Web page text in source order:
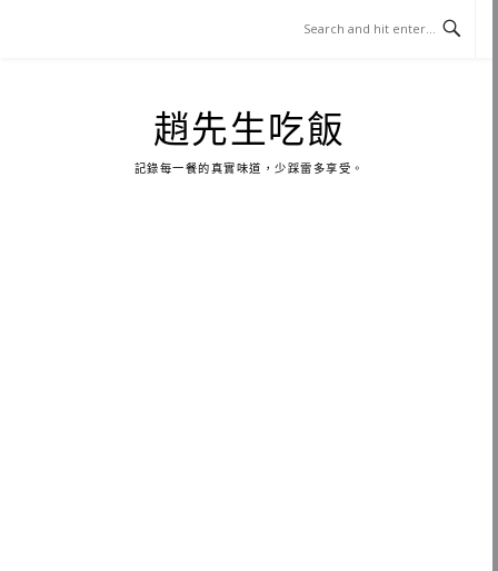
趙先生吃飯
記錄每一餐的真實味道，少踩雷多享受。